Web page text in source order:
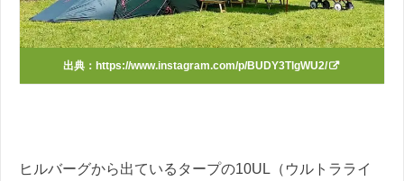
出典： https://www.instagram.com/p/BUDY3TlgWU2/
ヒルバーグから出ているタープの10UL（ウルトラライ